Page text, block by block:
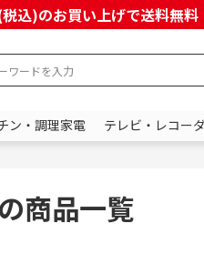
込)のお買い上げで送料無
ン・調理家電 テレビ・レコー
商品一覧